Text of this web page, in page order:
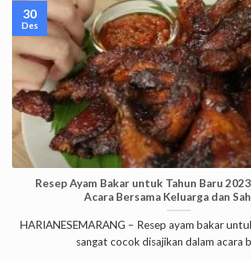
Resep Ayam Bakar untuk Tahun Baru
Acara Bersama Keluarga dan
HARIANESEMARANG – Resep ayam bakar
sangat cocok disajikan dalam acara
30
Des